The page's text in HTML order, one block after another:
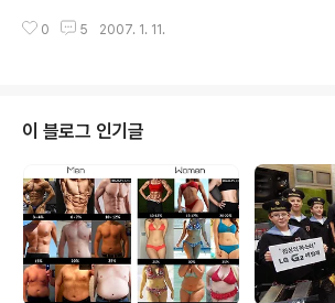
군데로 나뉩니다. 윗층은 정통 중식 레스토랑이고, 아래층
본 칸꼬시.. 주소 : 모름 -_ - ; (잠실성당에서 종합운동장방
늘어나에요.(췌!) 칸꼬시는 손님 거의 대부분이 닭도리찜을
주문해서 먹을 정도로 유명하고.. 지난번 갔을때는 기다리
는 사람이 너무 많아 포기했던 곳이라 과연 어떤 맛이라까?
라는 생각이 들어 초저녁부터 갔습니다. 에헴; 내부는 허름
한것이 웬지 종로의 피맛골내의 술집과도 비슷한 호프집
분위기입니다. 벽..
0 5 2007. 1. 11.
이 블로그 인기글